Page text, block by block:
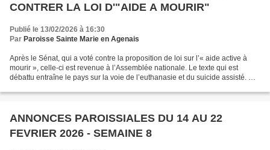
CONTRER LA LOI D'"AIDE A MOURIR"
Publié le 13/02/2026 à 16:30
Par Paroisse Sainte Marie en Agenais
Après le Sénat, qui a voté contre la proposition de loi sur l’« aide active à
mourir », celle-ci est revenue à l’Assemblée nationale. Le texte qui est
débattu entraîne le pays sur la voie de l’euthanasie et du suicide assisté. Ce
ANNONCES PAROISSIALES DU 14 AU 22
FEVRIER 2026 - SEMAINE 8